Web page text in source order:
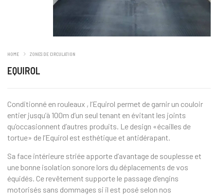
HOME ZONES DE CIRCULATION
EQUIROL
Conditionné en rouleaux , l’Equirol permet de garnir un couloir
entier jusqu’à 100m d’un seul tenant en évitant les joints
qu’occasionnent d’autres produits. Le design «écailles de
tortue» de l’Equirol est esthétique et antidérapant.
Sa face intérieure striée apporte d’avantage de souplesse et
une bonne isolation sonore lors du déplacements de vos
équidés. Ce revêtement supporte le passage d’engins
motorisés sans dommages si il est posé selon nos